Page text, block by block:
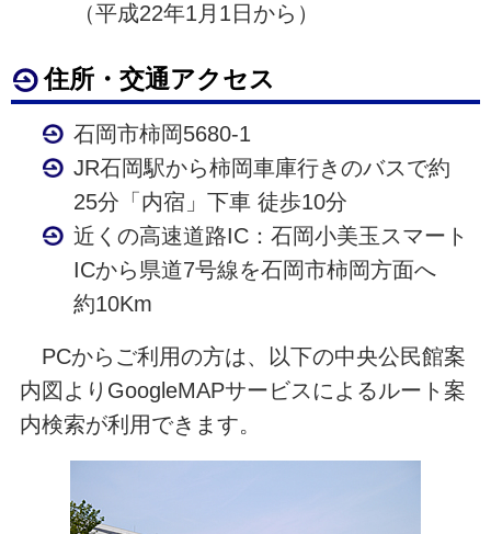
（平成22年1月1日から）
住所・交通アクセス
石岡市柿岡5680-1
JR石岡駅から柿岡車庫行きのバスで約
25分「内宿」下車 徒歩10分
近くの高速道路IC：石岡小美玉スマート
ICから県道7号線を石岡市柿岡方面へ
約10Km
PCからご利用の方は、以下の中央公民館案
内図よりGoogleMAPサービスによるルート案
内検索が利用できます。